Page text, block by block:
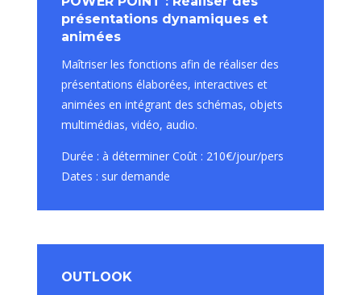
présentations dynamiques et
animées
Maîtriser les fonctions afin de réaliser des
présentations élaborées, interactives et
animées en intégrant des schémas, objets
multimédias, vidéo, audio.
Durée : à déterminer Coût : 210€/jour/pers
Dates : sur demande
OUTLOOK